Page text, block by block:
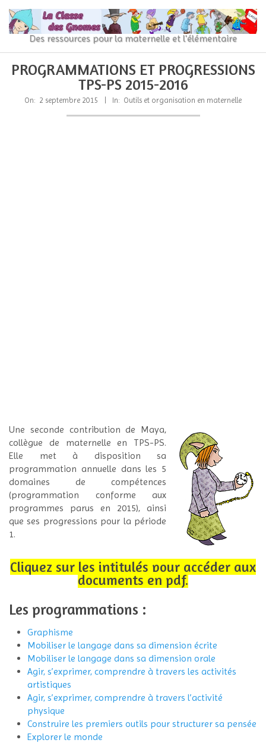
content
La
Classe
des
gnomes
Des ressources pour la maternelle et l'élémentaire
Navigation
Navigation
PROGRAMMATIONS ET PROGRESSIONS
TPS-PS 2015-2016
On: 2 septembre 2015 In: Outils et organisation en maternelle
Une seconde contribution de Maya,
collègue de maternelle en TPS-PS.
Elle met à disposition sa
programmation annuelle dans les 5
domaines de compétences
(programmation conforme aux
programmes parus en 2015), ainsi
que ses progressions pour la période
1.
Cliquez sur les intitulés pour accéder aux
documents en pdf.
Les programmations :
Graphisme
Mobiliser le langage dans sa dimension écrite
Mobiliser le langage dans sa dimension orale
Agir, s’exprimer, comprendre à travers les activités
artistiques
Agir, s’exprimer, comprendre à travers l’activité
physique
Construire les premiers outils pour structurer sa pensée
Explorer le monde